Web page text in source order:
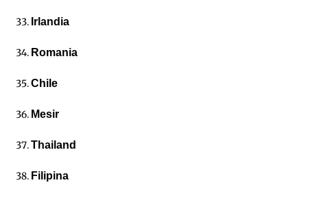
Irlandia
Romania
Chile
Mesir
Thailand
Filipina